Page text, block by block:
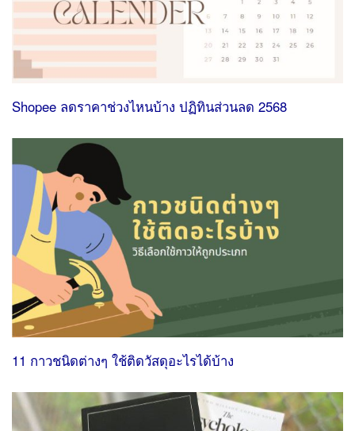
Shopee ลดราคาช่วงไหนบ้าง ปฏิทินส่วนลด 2568
11 กาวชนิดต่างๆ ใช้ติดวัสดุอะไรได้บ้าง